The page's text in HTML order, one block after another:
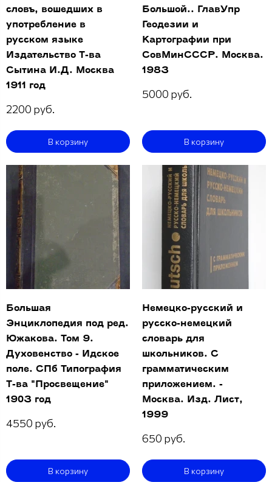
словъ, вошедших в
употребление в
русском языке
Издательство Т-ва
Сытина И.Д. Москва
1911 год
2200 руб.
В корзину
Большой.. ГлавУпр
Геодезии и
Картографии при
СовМинСССР. Москва.
1983
5000 руб.
В корзину
Большая
Энциклопедия под ред.
Южакова. Том 9.
Духовенство - Идское
поле. СПб Типография
Т-ва "Просвещение"
1903 год
4550 руб.
В корзину
Немецко-русский и
русско-немецкий
словарь для
школьников. С
грамматическим
приложением. -
Москва. Изд. Лист,
1999
650 руб.
В корзину